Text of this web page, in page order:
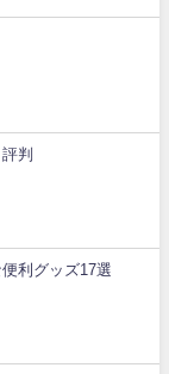
判
利グッズ17選